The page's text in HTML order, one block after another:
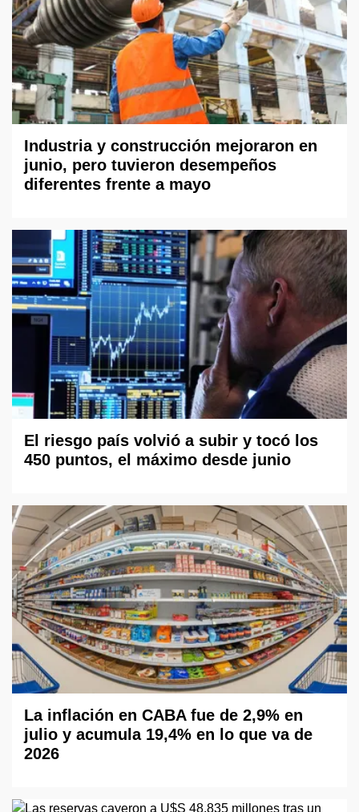
Industria y construcción mejoraron en
junio, pero tuvieron desempeños
diferentes frente a mayo
El riesgo país volvió a subir y tocó los
450 puntos, el máximo desde junio
La inflación en CABA fue de 2,9% en
julio y acumula 19,4% en lo que va de
2026